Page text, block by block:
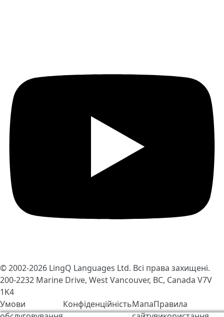
© 2002-2026 LingQ Languages Ltd. Всі права захищені.
200-2232 Marine Drive, West Vancouver, BC, Canada V7V
1K4
Умови
КонфіденційністьМапаПравила